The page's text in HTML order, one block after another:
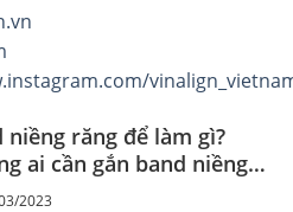
niềng răng để làm gì?
ai cần gắn band niềng
2023